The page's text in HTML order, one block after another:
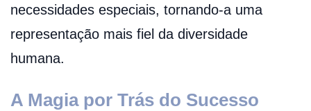
necessidades especiais, tornando-a uma
representação mais fiel da diversidade
humana.
A Magia por Trás do Sucesso